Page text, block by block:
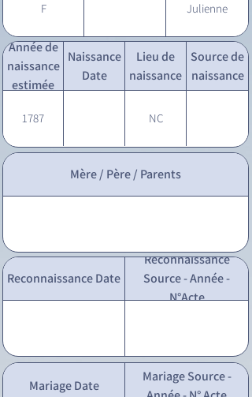
F Julienne
Année de
naissance
estimée
Naissance
Date
Lieu de
naissance
Source de
naissance
1787 NC
Mère / Père / Parents
Reconnaissance Date
Reconnaissance
Source - Année -
N°Acte
Mariage Date
Mariage Source -